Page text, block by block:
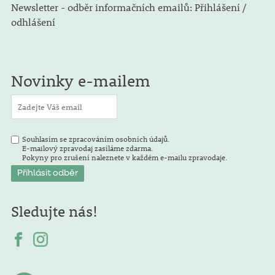
Newsletter - odběr informačních emailů: Přihlášení /
odhlášení
Novinky e-mailem
Souhlasím se zpracováním osobních údajů.
E-mailový zpravodaj zasíláme zdarma.
Pokyny pro zrušení naleznete v každém e-mailu zpravodaje.
Sledujte nás!